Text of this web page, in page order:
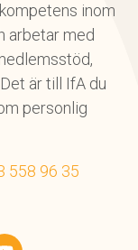
inom
arbetar med
är till IfA du
personlig
558 96 35
YouTube